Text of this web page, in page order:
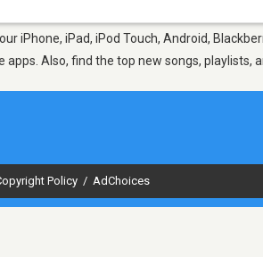
iPhone, iPad, iPod Touch, Android,
Also, find the top new songs, playlists,
Policy / AdChoices